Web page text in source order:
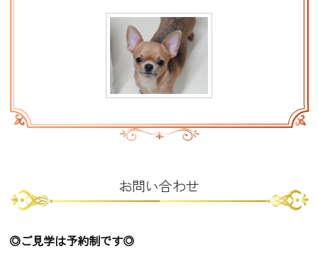
お問い合わせ
◎ご見学は予約制です◎